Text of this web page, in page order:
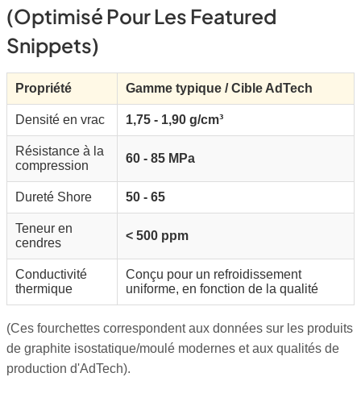
(optimisé Pour Les Featured
Snippets)
Propriété Gamme typique / Cible AdTech
Densité en vrac 1,75 - 1,90 g/cm³
Résistance à la
compression
60 - 85 MPa
Dureté Shore 50 - 65
Teneur en
cendres
< 500 ppm
Conductivité
thermique
Conçu pour un refroidissement
uniforme, en fonction de la qualité
(Ces fourchettes correspondent aux données sur les produits
de graphite isostatique/moulé modernes et aux qualités de
production d'AdTech).